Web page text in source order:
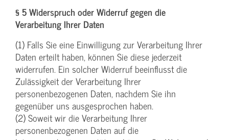
§ 5 Widerspruch oder Widerruf gegen die
Verarbeitung Ihrer Daten
(1) Falls Sie eine Einwilligung zur Verarbeitung Ihrer
Daten erteilt haben, können Sie diese jederzeit
widerrufen. Ein solcher Widerruf beeinflusst die
Zulässigkeit der Verarbeitung Ihrer
personenbezogenen Daten, nachdem Sie ihn
gegenüber uns ausgesprochen haben.
(2) Soweit wir die Verarbeitung Ihrer
personenbezogenen Daten auf die